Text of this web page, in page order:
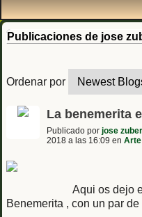
Publicaciones de jose
Ordenar por
La benemerita
Publicado por jose
2018 a las 16:09 en
Aqui os dejo esta
Benemerita , con un par